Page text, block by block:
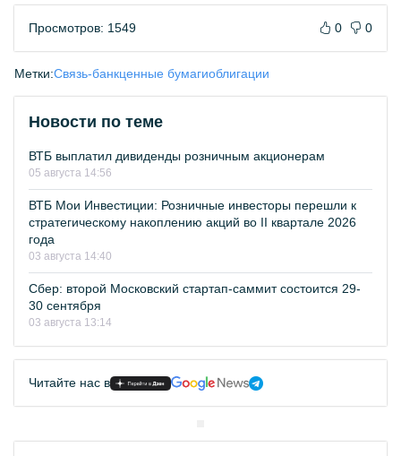
Просмотров: 1549 0 0
Метки:Связь-банкценные бумагиоблигации
Новости по теме
ВТБ выплатил дивиденды розничным акционерам
05 августа 14:56
ВТБ Мои Инвестиции: Розничные инвесторы перешли к
стратегическому накоплению акций во II квартале 2026
года
03 августа 14:40
Сбер: второй Московский стартап-саммит состоится 29-
30 сентября
03 августа 13:14
Читайте нас в